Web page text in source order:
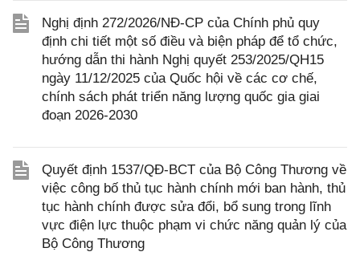
Nghị định 272/2026/NĐ-CP của Chính phủ quy
định chi tiết một số điều và biện pháp để tổ chức,
hướng dẫn thi hành Nghị quyết 253/2025/QH15
ngày 11/12/2025 của Quốc hội về các cơ chế,
chính sách phát triển năng lượng quốc gia giai
đoạn 2026-2030
Quyết định 1537/QĐ-BCT của Bộ Công Thương về
việc công bố thủ tục hành chính mới ban hành, thủ
tục hành chính được sửa đổi, bổ sung trong lĩnh
vực điện lực thuộc phạm vi chức năng quản lý của
Bộ Công Thương